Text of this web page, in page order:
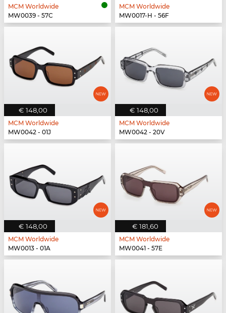
MCM Worldwide
MW0039 - 57C
MCM Worldwide
MW0017-H - 56F
€ 148,00
MCM Worldwide
MW0042 - 01J
€ 148,00
MCM Worldwide
MW0042 - 20V
€ 148,00
MCM Worldwide
MW0013 - 01A
€ 181,60
MCM Worldwide
MW0041 - 57E